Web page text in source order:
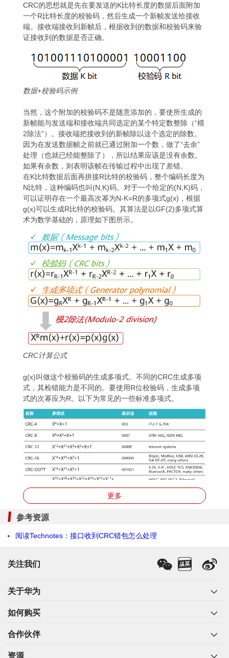
CRC的思想就是先在要发送的K比特长度的数据后面附加
一个R比特长度的校验码，然后生成一个新帧发送给接收
端。接收端接收到新帧后，根据收到的数据和校验码来验
证接收到的数据是否正确。
数据+校验码示例
当然，这个附加的校验码不是随意添加的，要使所生成的
新帧能与发送端和接收端共同选定的某个特定数整除（“模
2除法”）。接收端把接收到的新帧除以这个选定的除数。
因为在发送数据帧之前就已通过附加一个数，做了“去余”
处理（也就已经能整除了），所以结果应该是没有余数。
如果有余数，则表明该帧在传输过程中出现了差错。
在K比特数据后面再拼接R比特的校验码，整个编码长度为
N比特，这种编码也叫(N,K)码。对于一个给定的(N,K)码，
可以证明存在一个最高次幂为N-K=R的多项式g(x)，根据
g(x)可以生成R比特的校验码。其算法是以GF(2)多项式算
术为数学基础的，原理如下图所示。
CRC计算公式
g(x)叫做这个校验码的生成多项式。不同的CRC生成多项
式，其检错能力是不同的。要使用R位校验码，生成多项
式的次幂应为R。以下为常见的一些标准多项式。
常见生成多项式
这些多项式的值便是模2除法的除数。而根据这个除数获得
发送端、接收端在通信前，约定好除数P，也就是前面
发送端首先在原来的K位数据后面加R个0，相当于原
然后进行模2除法运算（其实就是异或XOR运算），将
加0之后的K+R位的数除以P，循环计算，直到余数的
阶数小于R，这个余数就是附加的校验码，如果长度不
足R位需要在前面加0补齐；
更多
参考资源
阅读Technotes：接口收到CRC错包怎么处理
关注我们
关于华为
如何购买
合作伙伴
资源